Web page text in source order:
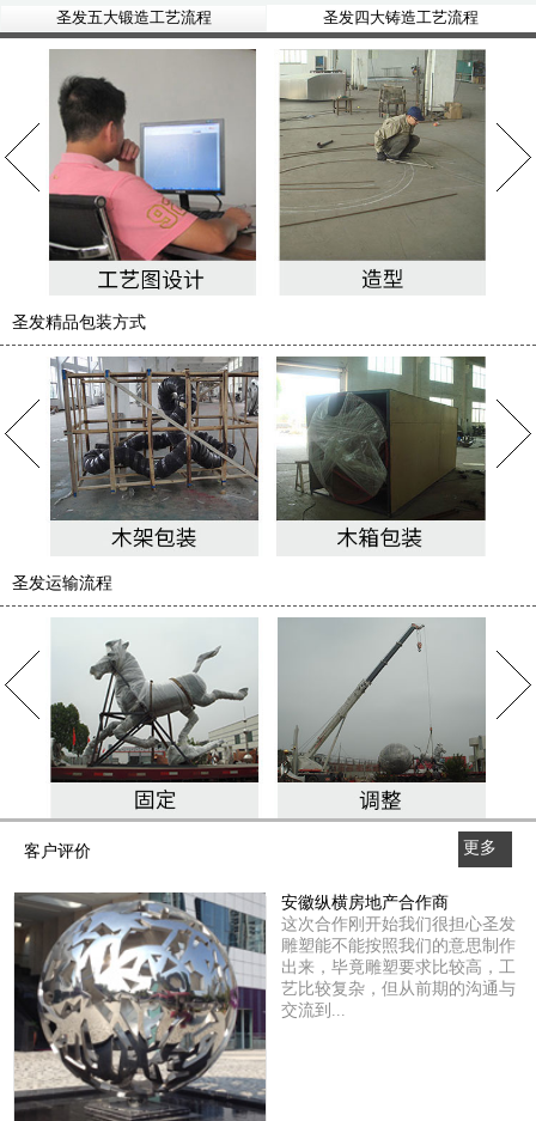
圣发五大锻造工艺流程 圣发四大铸造工艺流程
圣发精品包装方式
圣发运输流程
客户评价
更多
安徽纵横房地产合作商
这次合作刚开始我们很担心圣发
雕塑能不能按照我们的意思制作
出来，毕竟雕塑要求比较高，工
艺比较复杂，但从前期的沟通与
交流到...